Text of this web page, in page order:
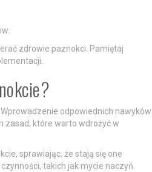
zdrowie paznokci. Pamiętaj
odpowiednich nawyków
zasad, które warto wdrożyć w
sprawiając, że stają się one
takich jak mycie naczyń.